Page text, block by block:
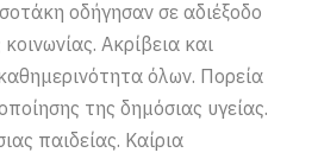
οδήγησαν σε αδιέξοδο
Ακρίβεια και
όλων. Πορεία
της δημόσιας υγείας.
παιδείας. Καίρια